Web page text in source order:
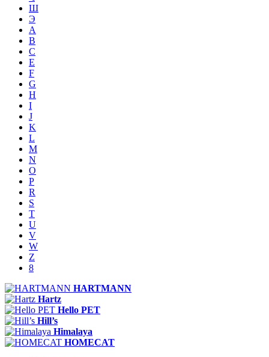
Ш
Э
A
B
C
E
F
G
H
I
J
K
L
M
N
O
P
R
S
T
U
V
W
Z
8
HARTMANN
Hartz
Hello PET
Hill’s
Himalaya
HOMECAT